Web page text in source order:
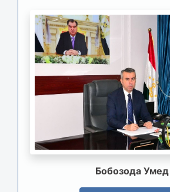
Бобозода Умед